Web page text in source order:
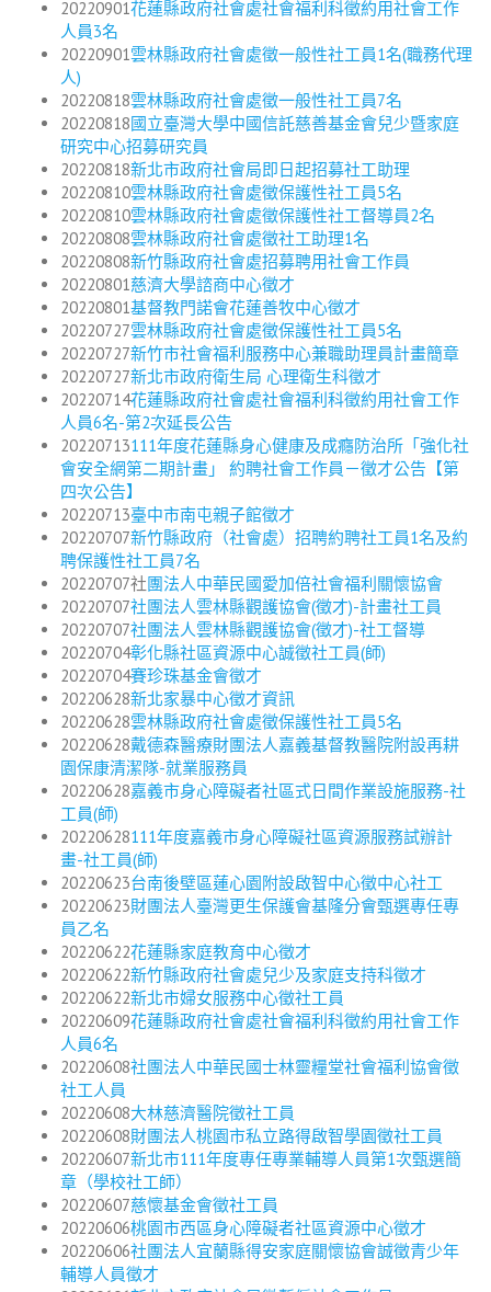
20220901花蓮縣政府社會處社會福利科徵約用社會工作
人員3名
20220901雲林縣政府社會處徵一般性社工員1名(職務代理
人)
20220818雲林縣政府社會處徵一般性社工員7名
20220818國立臺灣大學中國信託慈善基金會兒少暨家庭
研究中心招募研究員
20220818新北市政府社會局即日起招募社工助理
20220810雲林縣政府社會處徵保護性社工員5名
20220810雲林縣政府社會處徵保護性社工督導員2名
20220808雲林縣政府社會處徵社工助理1名
20220808新竹縣政府社會處招募聘用社會工作員
20220801慈濟大學諮商中心徵才
20220801基督教門諾會花蓮善牧中心徵才
20220727雲林縣政府社會處徵保護性社工員5名
20220727新竹市社會福利服務中心兼職助理員計畫簡章
20220727新北市政府衛生局 心理衛生科徵才
20220714花蓮縣政府社會處社會福利科徵約用社會工作
人員6名-第2次延長公告
20220713111年度花蓮縣身心健康及成癮防治所「強化社
會安全網第二期計畫」 約聘社會工作員－徵才公告【第
四次公告】
20220713臺中市南屯親子館徵才
20220707新竹縣政府（社會處）招聘約聘社工員1名及約
聘保護性社工員7名
20220707社團法人中華民國愛加倍社會福利關懷協會
20220707社團法人雲林縣觀護協會(徵才)-計畫社工員
20220707社團法人雲林縣觀護協會(徵才)-社工督導
20220704彰化縣社區資源中心誠徵社工員(師)
20220704賽珍珠基金會徵才
20220628新北家暴中心徵才資訊
20220628雲林縣政府社會處徵保護性社工員5名
20220628戴德森醫療財團法人嘉義基督教醫院附設再耕
園保康清潔隊-就業服務員
20220628嘉義市身心障礙者社區式日間作業設施服務-社
工員(師)
20220628111年度嘉義市身心障礙社區資源服務試辦計
畫-社工員(師)
20220623台南後壁區蓮心園附設啟智中心徵中心社工
20220623財團法人臺灣更生保護會基隆分會甄選專任專
員乙名
20220622花蓮縣家庭教育中心徵才
20220622新竹縣政府社會處兒少及家庭支持科徵才
20220622新北市婦女服務中心徵社工員
20220609花蓮縣政府社會處社會福利科徵約用社會工作
人員6名
20220608社團法人中華民國士林靈糧堂社會福利協會徵
社工人員
20220608大林慈濟醫院徵社工員
20220608財團法人桃園市私立路得啟智學園徵社工員
20220607新北市111年度專任專業輔導人員第1次甄選簡
章（學校社工師）
20220607慈懷基金會徵社工員
20220606桃園市西區身心障礙者社區資源中心徵才
20220606社團法人宜蘭縣得安家庭關懷協會誠徵青少年
輔導人員徵才